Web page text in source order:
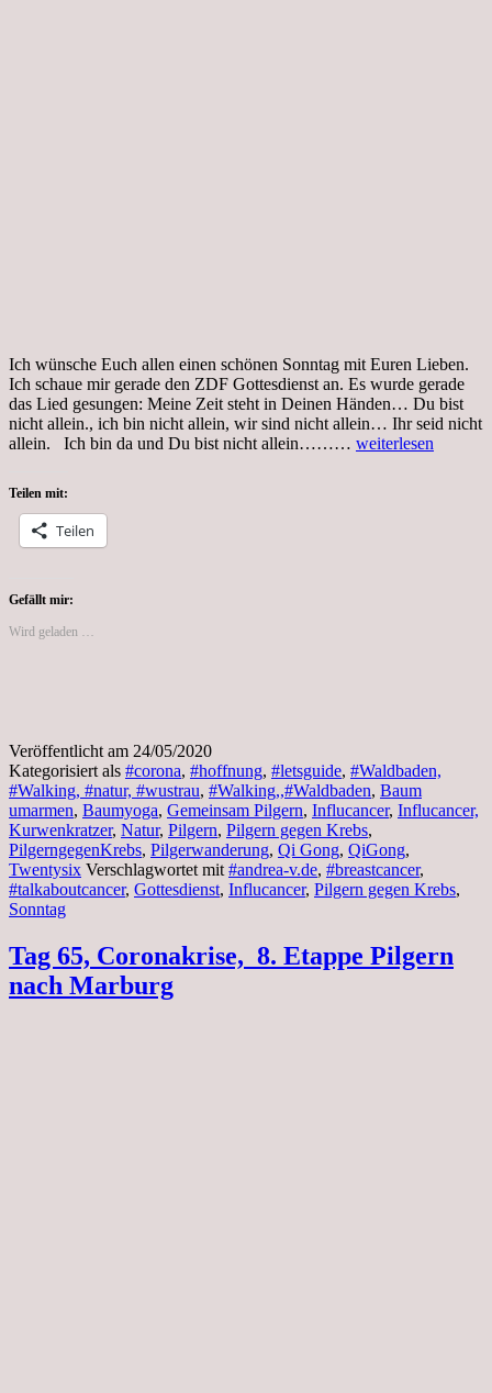
Ich wünsche Euch allen einen schönen Sonntag mit Euren Lieben.
Ich schaue mir gerade den ZDF Gottesdienst an. Es wurde gerade
das Lied gesungen: Meine Zeit steht in Deinen Händen… Du bist
nicht allein., ich bin nicht allein, wir sind nicht allein… Ihr seid nicht
allein. Ich bin da und Du bist nicht allein……… Tag
weiterlesen
Teilen mit:
Teilen
Gefällt mir:
Wird geladen …
Veröffentlicht am 24/05/2020
Kategorisiert als #corona, #hoffnung, #letsguide, #Waldbaden,
#Walking, #natur, #wustrau, #Walking,,#Waldbaden, Baum
umarmen, Baumyoga, Gemeinsam Pilgern, Influcancer, Influcancer,
Kurwenkratzer, Natur, Pilgern, Pilgern gegen Krebs,
PilgerngegenKrebs, Pilgerwanderung, Qi Gong, QiGong,
Twentysix Verschlagwortet mit #andrea-v.de, #breastcancer,
#talkaboutcancer, Gottesdienst, Influcancer, Pilgern gegen Krebs,
Sonntag
Tag 65, Coronakrise, 8. Etappe Pilgern
nach Marburg